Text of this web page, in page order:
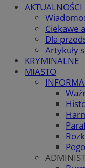
AKTUALNOŚCI
Ciekawe
Dla
Artykuły
KRYMINALNE
MIASTO